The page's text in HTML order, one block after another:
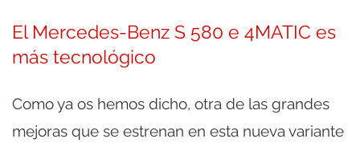
El Mercedes-Benz S 580 e 4MATIC es
más tecnológico
Como ya os hemos dicho, otra de las grandes
mejoras que se estrenan en esta nueva variante